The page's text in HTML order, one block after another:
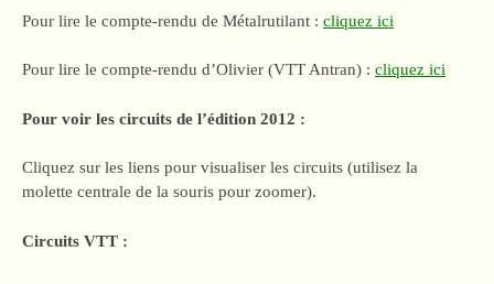
Pour lire le compte-rendu de Métalrutilant : cliquez ici
Pour lire le compte-rendu d’Olivier (VTT Antran) : cliquez ici
Pour voir les circuits de l’édition 2012 :
Cliquez sur les liens pour visualiser les circuits (utilisez la
molette centrale de la souris pour zoomer).
Circuits VTT :